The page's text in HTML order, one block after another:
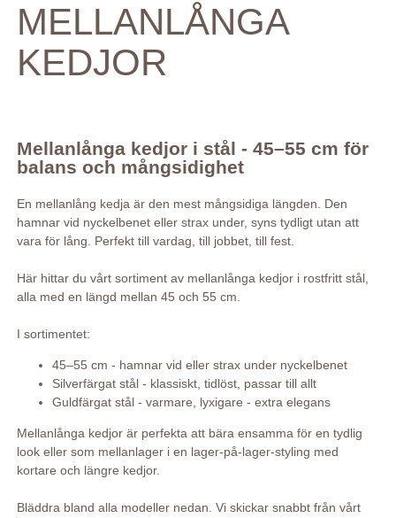
MELLANLÅNGA
KEDJOR
Mellanlånga kedjor i stål - 45–55 cm för
balans och mångsidighet
En mellanlång kedja är den mest mångsidiga längden. Den
hamnar vid nyckelbenet eller strax under, syns tydligt utan att
vara för lång. Perfekt till vardag, till jobbet, till fest.
Här hittar du vårt sortiment av mellanlånga kedjor i rostfritt stål,
alla med en längd mellan 45 och 55 cm.
I sortimentet:
45–55 cm - hamnar vid eller strax under nyckelbenet
Silverfärgat stål - klassiskt, tidlöst, passar till allt
Guldfärgat stål - varmare, lyxigare - extra elegans
Mellanlånga kedjor är perfekta att bära ensamma för en tydlig
look eller som mellanlager i en lager-på-lager-styling med
kortare och längre kedjor.
Bläddra bland alla modeller nedan. Vi skickar snabbt från vårt